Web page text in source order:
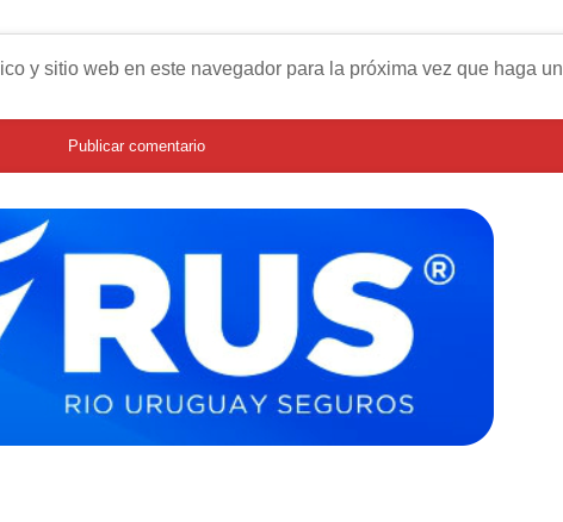
y sitio web en este navegador para la próxima vez que haga un